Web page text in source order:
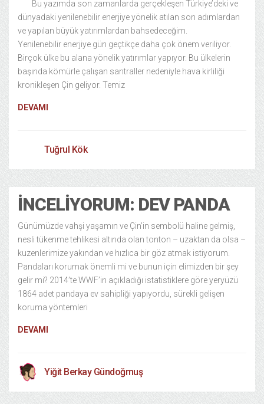
Bu yazımda son zamanlarda gerçekleşen Türkiye’deki ve
dünyadaki yenilenebilir enerjiye yönelik atılan son adımlardan
ve yapılan büyük yatırımlardan bahsedeceğim.
Yenilenebilir enerjiye gün geçtikçe daha çok önem veriliyor.
Birçok ülke bu alana yönelik yatırımlar yapıyor. Bu ülkelerin
başında kömürle çalışan santraller nedeniyle hava kirliliği
kronikleşen Çin geliyor. Temiz
DEVAMI
Tuğrul Kök
İNCELIYORUM: DEV PANDA
Günümüzde vahşi yaşamın ve Çin’in sembolü haline gelmiş,
nesli tükenme tehlikesi altında olan tonton – uzaktan da olsa –
kuzenlerimize yakından ve hızlıca bir göz atmak istiyorum.
Pandaları korumak önemli mi ve bunun için elimizden bir şey
gelir mi? 2014’te WWF’in açıkladığı istatistiklere göre yeryüzü
1864 adet pandaya ev sahipliği yapıyordu, sürekli gelişen
koruma yöntemleri
DEVAMI
Yiğit Berkay Gündoğmuş